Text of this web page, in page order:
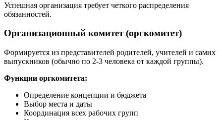
Успешная организация требует четкого распределения
обязанностей.
Организационный комитет (оргкомитет)
Формируется из представителей родителей, учителей и самих
выпускников (обычно по 2-3 человека от каждой группы).
Функции оргкомитета:
Определение концепции и бюджета
Выбор места и даты
Координация всех рабочих групп